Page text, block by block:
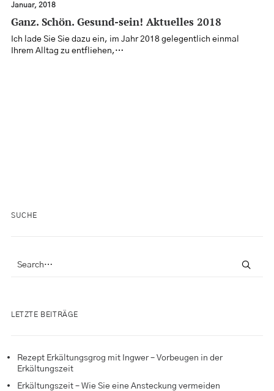
Januar, 2018
Ganz. Schön. Gesund-sein! Aktuelles 2018
Ich lade Sie Sie dazu ein, im Jahr 2018 gelegentlich einmal
Ihrem Alltag zu entfliehen,…
SUCHE
LETZTE BEITRÄGE
Rezept Erkältungsgrog mit Ingwer – Vorbeugen in der
Erkältungszeit
Erkältungszeit – Wie Sie eine Ansteckung vermeiden